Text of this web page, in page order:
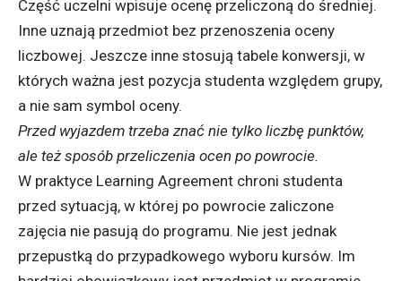
Część uczelni wpisuje ocenę przeliczoną do średniej.
Inne uznają przedmiot bez przenoszenia oceny
liczbowej. Jeszcze inne stosują tabele konwersji, w
których ważna jest pozycja studenta względem grupy,
a nie sam symbol oceny.
Przed wyjazdem trzeba znać nie tylko liczbę punktów,
ale też sposób przeliczenia ocen po powrocie.
W praktyce Learning Agreement chroni studenta
przed sytuacją, w której po powrocie zaliczone
zajęcia nie pasują do programu. Nie jest jednak
przepustką do przypadkowego wyboru kursów. Im